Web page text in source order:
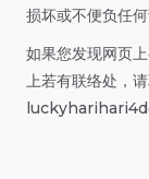
损坏或不便负任何
如果您发现网页
上若有联络处，